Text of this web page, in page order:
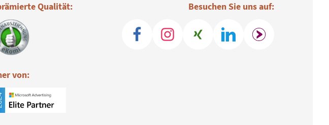
Besuchen Sie uns auf:
Qualität:
von: